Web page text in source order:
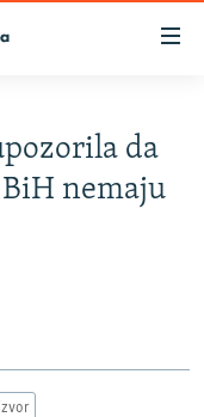
da
nemaju